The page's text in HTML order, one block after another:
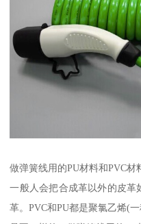
做弹簧线用的PU材料和PVC材
一般人会把合成革以外的皮革
革。PVC和PU都是聚氯乙烯(